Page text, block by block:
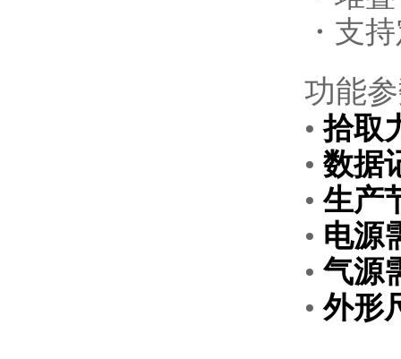
・支
功能
•拾取
• 数据
• 生产
• 电源
• 气源
•外形